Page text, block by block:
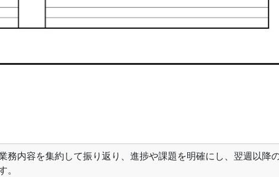
務内容を集約して振り返り、進捗や課題を明確にし、翌週以降